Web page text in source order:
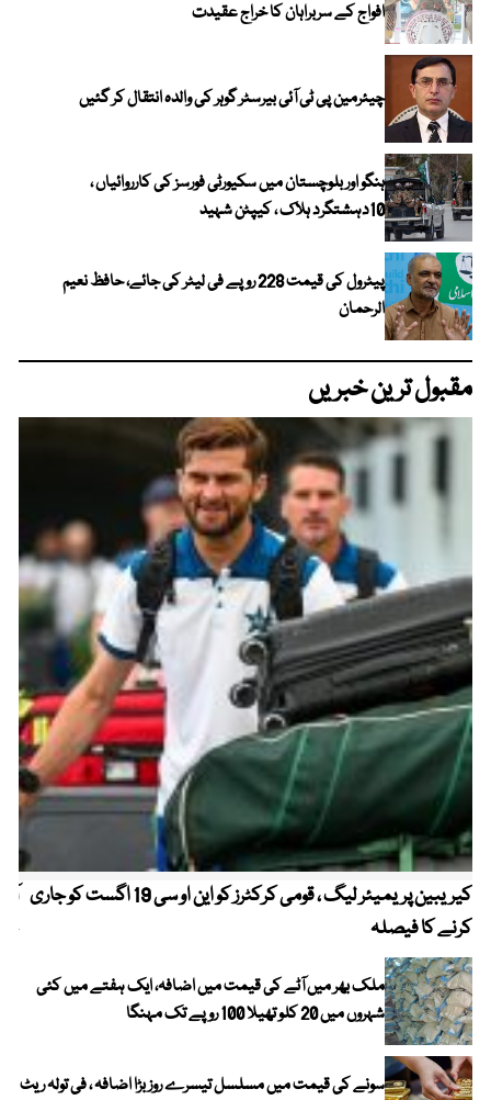
افواج کے سربراہان کا خراج عقیدت
چیئرمین پی ٹی آئی بیرسٹر گوہر کی والدہ انتقال کر گئیں
ہنگو اور بلوچستان میں سکیورٹی فورسز کی کارروائیاں ،
10دہشتگرد ہلاک ، کیپٹن شہید
پیٹرول کی قیمت 228 روپے فی لیٹر کی جائے، حافظ نعیم
الرحمان
مقبول ترین خبریں
کیریبین پریمیئر لیگ ، قومی کرکٹرز کو این او سی 19 اگست کو جاری
کرنے کا فیصلہ
ملک بھر میں آٹے کی قیمت میں اضافہ، ایک ہفتے میں کئی
شہروں میں 20 کلو تھیلا 100 روپے تک مہنگا
سونے کی قیمت میں مسلسل تیسرے روز بڑا اضافہ ، فی تولہ ریٹ